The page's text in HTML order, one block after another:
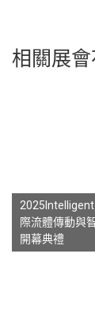
相關展會
際流體傳動與
開幕典禮